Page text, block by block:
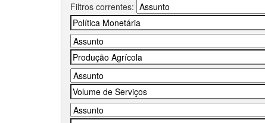
Filtros correntes: